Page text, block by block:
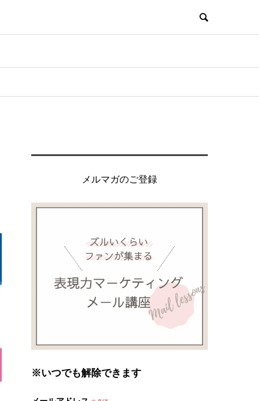
メルマガのご登録
※いつでも解除できます